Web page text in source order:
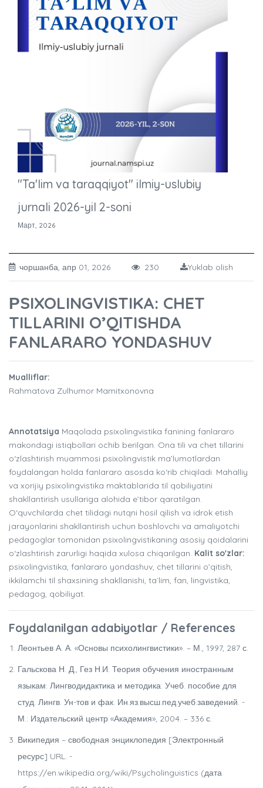
"Ta'lim va taraqqiyot" ilmiy-uslubiy
jurnali 2026-yil 2-soni
Март, 2026
чоршанба, апр 01, 2026 230 Yuklab olish
РSIXOLINGVISTIKA: CHET
TILLARINI O’QITISHDA
FANLARARO YONDASHUV
Mualliflar:
Rahmatova Zulhumor Mamitxonovna
Annotatsiya Maqolada psixolingvistika fanining fanlararo
makondagi istiqbollari ochib berilgan. Ona tili va chet tillarini
o‘zlashtirish muammosi psixolingvistik ma’lumotlardan
foydalangan holda fanlararo asosda ko‘rib chiqiladi. Mahalliy
va xorijiy psixolingvistika maktablarida til qobiliyatini
shakllantirish usullariga alohida e’tibor qaratilgan.
O‘quvchilarda chet tilidagi nutqni hosil qilish va idrok etish
jarayonlarini shakllantirish uchun boshlovchi va amaliyotchi
pedagoglar tomonidan psixolingvistikaning asosiy qoidalarini
o‘zlashtirish zarurligi haqida xulosa chiqarilgan. Kalit so'zlar:
psixolingvistika, fanlararo yondashuv, chet tillarini o’qitish,
ikkilamchi til shaxsining shakllanishi, ta`lim, fan, lingvistika,
pedagog, qobiliyat.
Foydalanilgan adabiyotlar / References
Леонтьев А. А. «Основы психолингвистики». – М., 1997, 287 с.
Гальскова Н. Д., Гез Н.И. Теория обучения иностранным
языкам: Лингводидактика и методика: Учеб. пособие для
студ. Лингв. Ун-тов и фак. Ин.яз.высш.пед.учеб.заведений. -
М.: Издательский центр «Академия», 2004. – 336 с.
Википедия – свободная энциклопедия [Электронный
ресурс] URL. -
https://en.wikipedia.org/wiki/Psycholinguistics (дата